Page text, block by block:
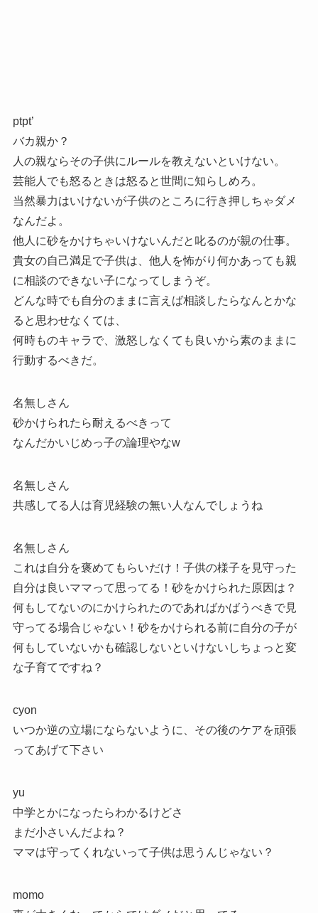
ptpt’
バカ親か？
人の親ならその子供にルールを教えないといけない。
芸能人でも怒るときは怒ると世間に知らしめろ。
当然暴力はいけないが子供のところに行き押しちゃダメ
なんだよ。
他人に砂をかけちゃいけないんだと叱るのが親の仕事。
貴女の自己満足で子供は、他人を怖がり何かあっても親
に相談のできない子になってしまうぞ。
どんな時でも自分のままに言えば相談したらなんとかな
ると思わせなくては、
何時ものキャラで、激怒しなくても良いから素のままに
行動するべきだ。
名無しさん
砂かけられたら耐えるべきって
なんだかいじめっ子の論理やなw
名無しさん
共感してる人は育児経験の無い人なんでしょうね
名無しさん
これは自分を褒めてもらいだけ！子供の様子を見守った
自分は良いママって思ってる！砂をかけられた原因は？
何もしてないのにかけられたのであればかばうべきで見
守ってる場合じゃない！砂をかけられる前に自分の子が
何もしていないかも確認しないといけないしちょっと変
な子育てですね？
cyon
いつか逆の立場にならないように、その後のケアを頑張
ってあげて下さい
yu
中学とかになったらわかるけどさ
まだ小さいんだよね？
ママは守ってくれないって子供は思うんじゃない？
momo